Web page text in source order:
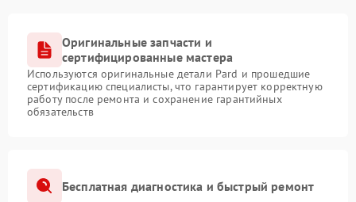
Оригинальные запчасти и
сертифицированные мастера
Используются оригинальные детали Pard и прошедшие
сертификацию специалисты, что гарантирует корректную
работу после ремонта и сохранение гарантийных
обязательств
Бесплатная диагностика и быстрый ремонт